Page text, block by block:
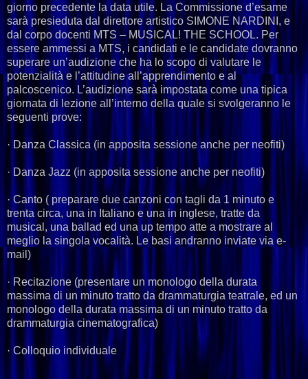
giorno precedente la data utile. La Commissione d’esame
sarà presieduta dal direttore artistico SIMONE NARDINI, e
dal corpo docenti MTS – MUSICAL! THE SCHOOL. Per
essere ammessi a MTS, i candidati e le candidate dovranno
superare un’audizione che ha lo scopo di valutare le
potenzialità e l’attitudine all’apprendimento e al
palcoscenico. L’audizione sarà impostata come una tipica
giornata di lezione all’interno della quale si svolgeranno le
seguenti prove:
· Danza Classica (in apposita sessione anche per neofiti)
· Danza Jazz (in apposita sessione anche per neofiti)
· Canto ( preparare due canzoni con tagli da 1 minuto e
trenta circa, una in Italiano e una in inglese, tratte da
musical, una ballad ed una up tempo atte a mostrare al
meglio la singola vocalità. Le basi andranno inviate via e-
mail)
· Recitazione (presentare un monologo della durata
massima di un minuto tratto da drammaturgia teatrale, ed un
monologo della durata massima di un minuto tratto da
drammaturgia cinematografica)
· Colloquio individuale